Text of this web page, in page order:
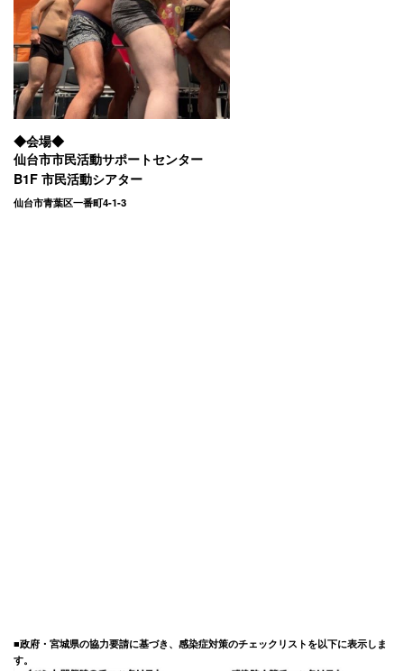
◆会場◆
仙台市市民活動サポートセンター
B1F 市民活動シアター
仙台市青葉区一番町4-1-3
■政府・宮城県の協力要請に基づき、感染症対策のチェックリストを以下に表示しま
す。